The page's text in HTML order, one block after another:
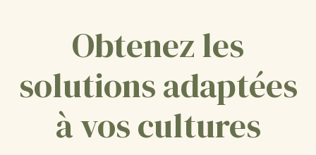
Obtenez les
solutions adaptées
à vos cultures